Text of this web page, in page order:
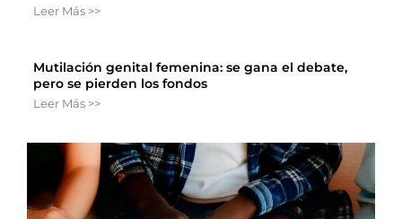
Leer Más >>
Mutilación genital femenina: se gana el debate,
pero se pierden los fondos
Leer Más >>